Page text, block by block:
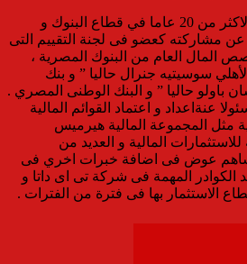
تمتد خبرات شريف عوض لاكثر من 20 عاما في قطاع البنوك و
عن مشاركته كعضو فى لجنة التقييم التى
المال العام من البنوك المصرية ،
سوسيتيه جنرال حاليا ” و بنك
باولو حاليا ” و البنك الوطنى المصري .
عنةاعداد و اعتماد القوائم المالية
مثل المجموعة المالية هيرميس
المالية و العديد من
ساهم عوض فى اضافة خبرات اخري فى
الكوادر المهمة فى شركة تى اى داتا و
الاستثمار بها فى فترة من الفترات .